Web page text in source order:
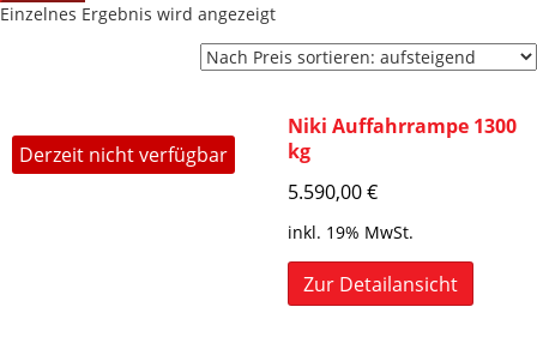
Einzelnes Ergebnis wird angezeigt
Derzeit nicht verfügbar
Niki Auffahrrampe 1300
kg
5.590,00€
inkl. 19% MwSt.
Zur Detailansicht